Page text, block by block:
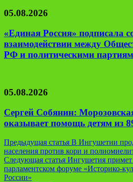
05.08.2026
«Единая Россия» подписала
взаимодействии между
РФ и политическими
05.08.2026
Сергей Собянин:
оказывает помощь детям из
Навигация
по
записям
Предыдущая статья В Ингушетии
населения против кори и
Следующая статья Ингушетия примет
парламентском форуме «Историко-
России»